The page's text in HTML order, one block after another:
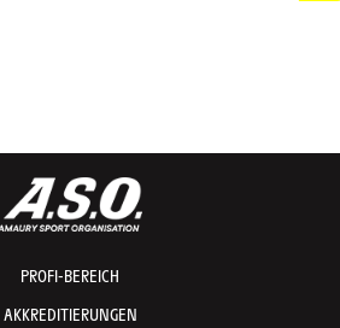
PROFI-BEREICH
AKKREDITIERUNGEN